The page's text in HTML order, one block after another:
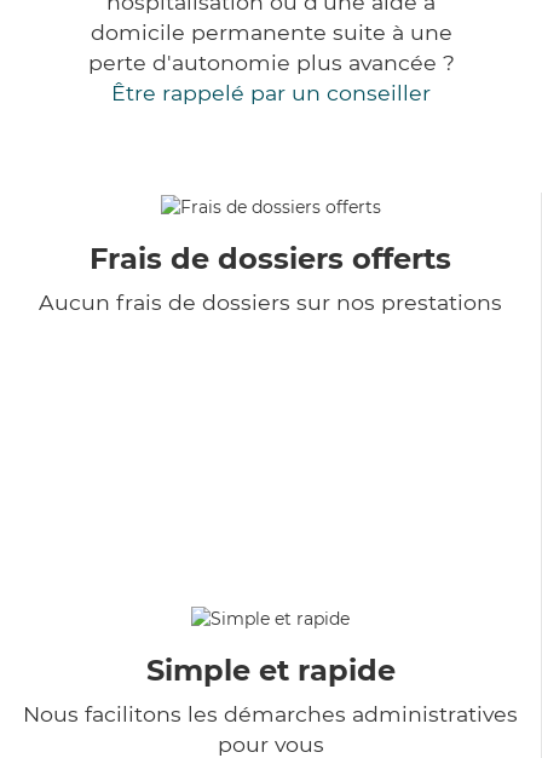
domicile permanente suite à une
perte d'autonomie plus avancée ?
Être rappelé par un conseiller
Frais de dossiers offerts
Aucun frais de dossiers sur nos prestations
Simple et rapide
Nous facilitons les démarches administratives
pour vous